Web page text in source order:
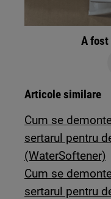
A
Articole similare
Cum se
sertarul pentru
(WaterSoftener)
Cum se
sertarul pentru